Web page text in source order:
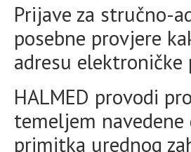
Prijave za stručno-
posebne provjere
adresu elektroničke
HALMED provodi
temeljem
primitka urednog